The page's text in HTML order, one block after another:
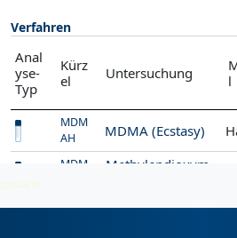
Verfahren
Anal
yse-
Typ
Kürz
el
Untersuchung
l
MDM
AH
MDMA (Ecstasy)
MDM
Methylendioxym
2026-08-07